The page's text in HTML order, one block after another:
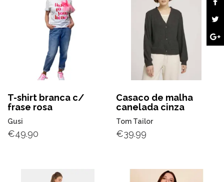
T-shirt branca c/
frase rosa
Gusi
€49.90
Casaco de malha
canelada cinza
Tom Tailor
€39.99